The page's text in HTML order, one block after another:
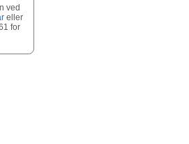
ved
eller
for